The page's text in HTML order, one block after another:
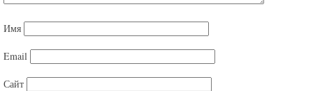
Имя
Email
Сайт